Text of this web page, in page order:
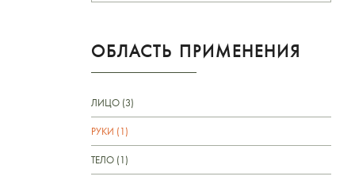
ОБЛАСТЬ ПРИМЕНЕНИЯ
ЛИЦО (3)
РУКИ (1)
ТЕЛО (1)